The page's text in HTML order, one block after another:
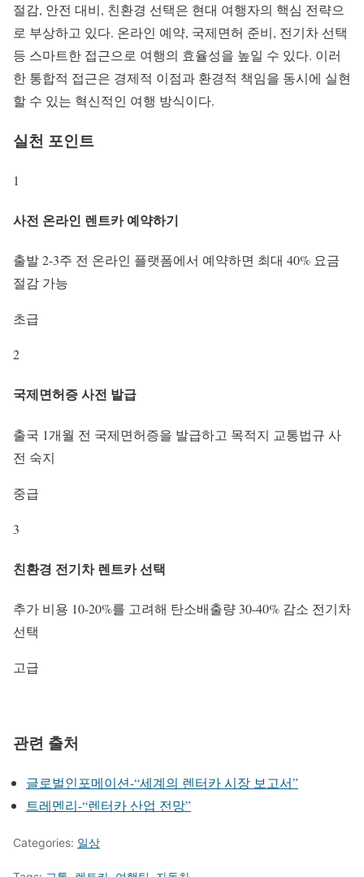
절감, 안전 대비, 친환경 선택은 현대 여행자의 핵심 전략으
로 부상하고 있다. 온라인 예약, 국제면허 준비, 전기차 선택
등 스마트한 접근으로 여행의 효율성을 높일 수 있다. 이러
한 통합적 접근은 경제적 이점과 환경적 책임을 동시에 실현
할 수 있는 혁신적인 여행 방식이다.
실천 포인트
1
사전 온라인 렌트카 예약하기
출발 2-3주 전 온라인 플랫폼에서 예약하면 최대 40% 요금
절감 가능
초급
2
국제면허증 사전 발급
출국 1개월 전 국제면허증을 발급하고 목적지 교통법규 사
전 숙지
중급
3
친환경 전기차 렌트카 선택
추가 비용 10-20%를 고려해 탄소배출량 30-40% 감소 전기차
선택
고급
관련 출처
글로벌인포메이션-“세계의 렌터카 시장 보고서”
트레멘리-“렌터카 산업 전망”
Categories: 일상